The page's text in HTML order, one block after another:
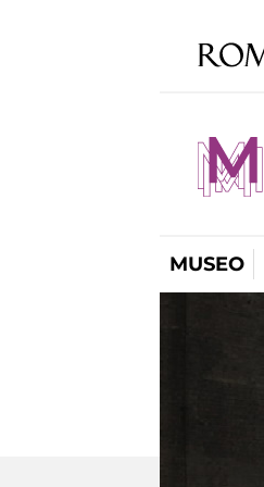
MUSEO